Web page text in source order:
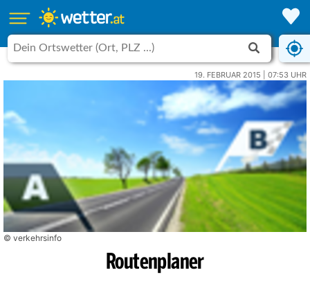
19. FEBRUAR 2015 | 07:53 UHR
© verkehrsinfo
Routenplaner